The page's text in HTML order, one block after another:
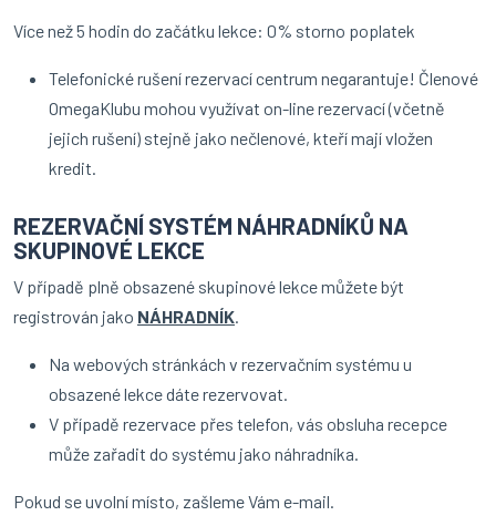
Více než 5 hodin do začátku lekce: 0% storno poplatek
Telefonické rušení rezervací centrum negarantuje! Členové
OmegaKlubu mohou využívat on-line rezervací (včetně
jejich rušení) stejně jako nečlenové, kteří mají vložen
kredit.
REZERVAČNÍ SYSTÉM NÁHRADNÍKŮ NA
SKUPINOVÉ LEKCE
V případě plně obsazené skupinové lekce můžete být
registrován jako NÁHRADNÍK.
Na webových stránkách v rezervačním systému u
obsazené lekce dáte rezervovat.
V případě rezervace přes telefon, vás obsluha recepce
může zařadit do systému jako náhradníka.
Pokud se uvolní místo, zašleme Vám e-mail.